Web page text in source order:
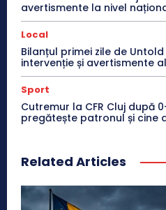
avertismente la nivel
Local
Bilanțul primei zile de
intervenție și avertismente
Sport
Cutremur la CFR Cluj după
pregătește patronul și cine
Related Articles